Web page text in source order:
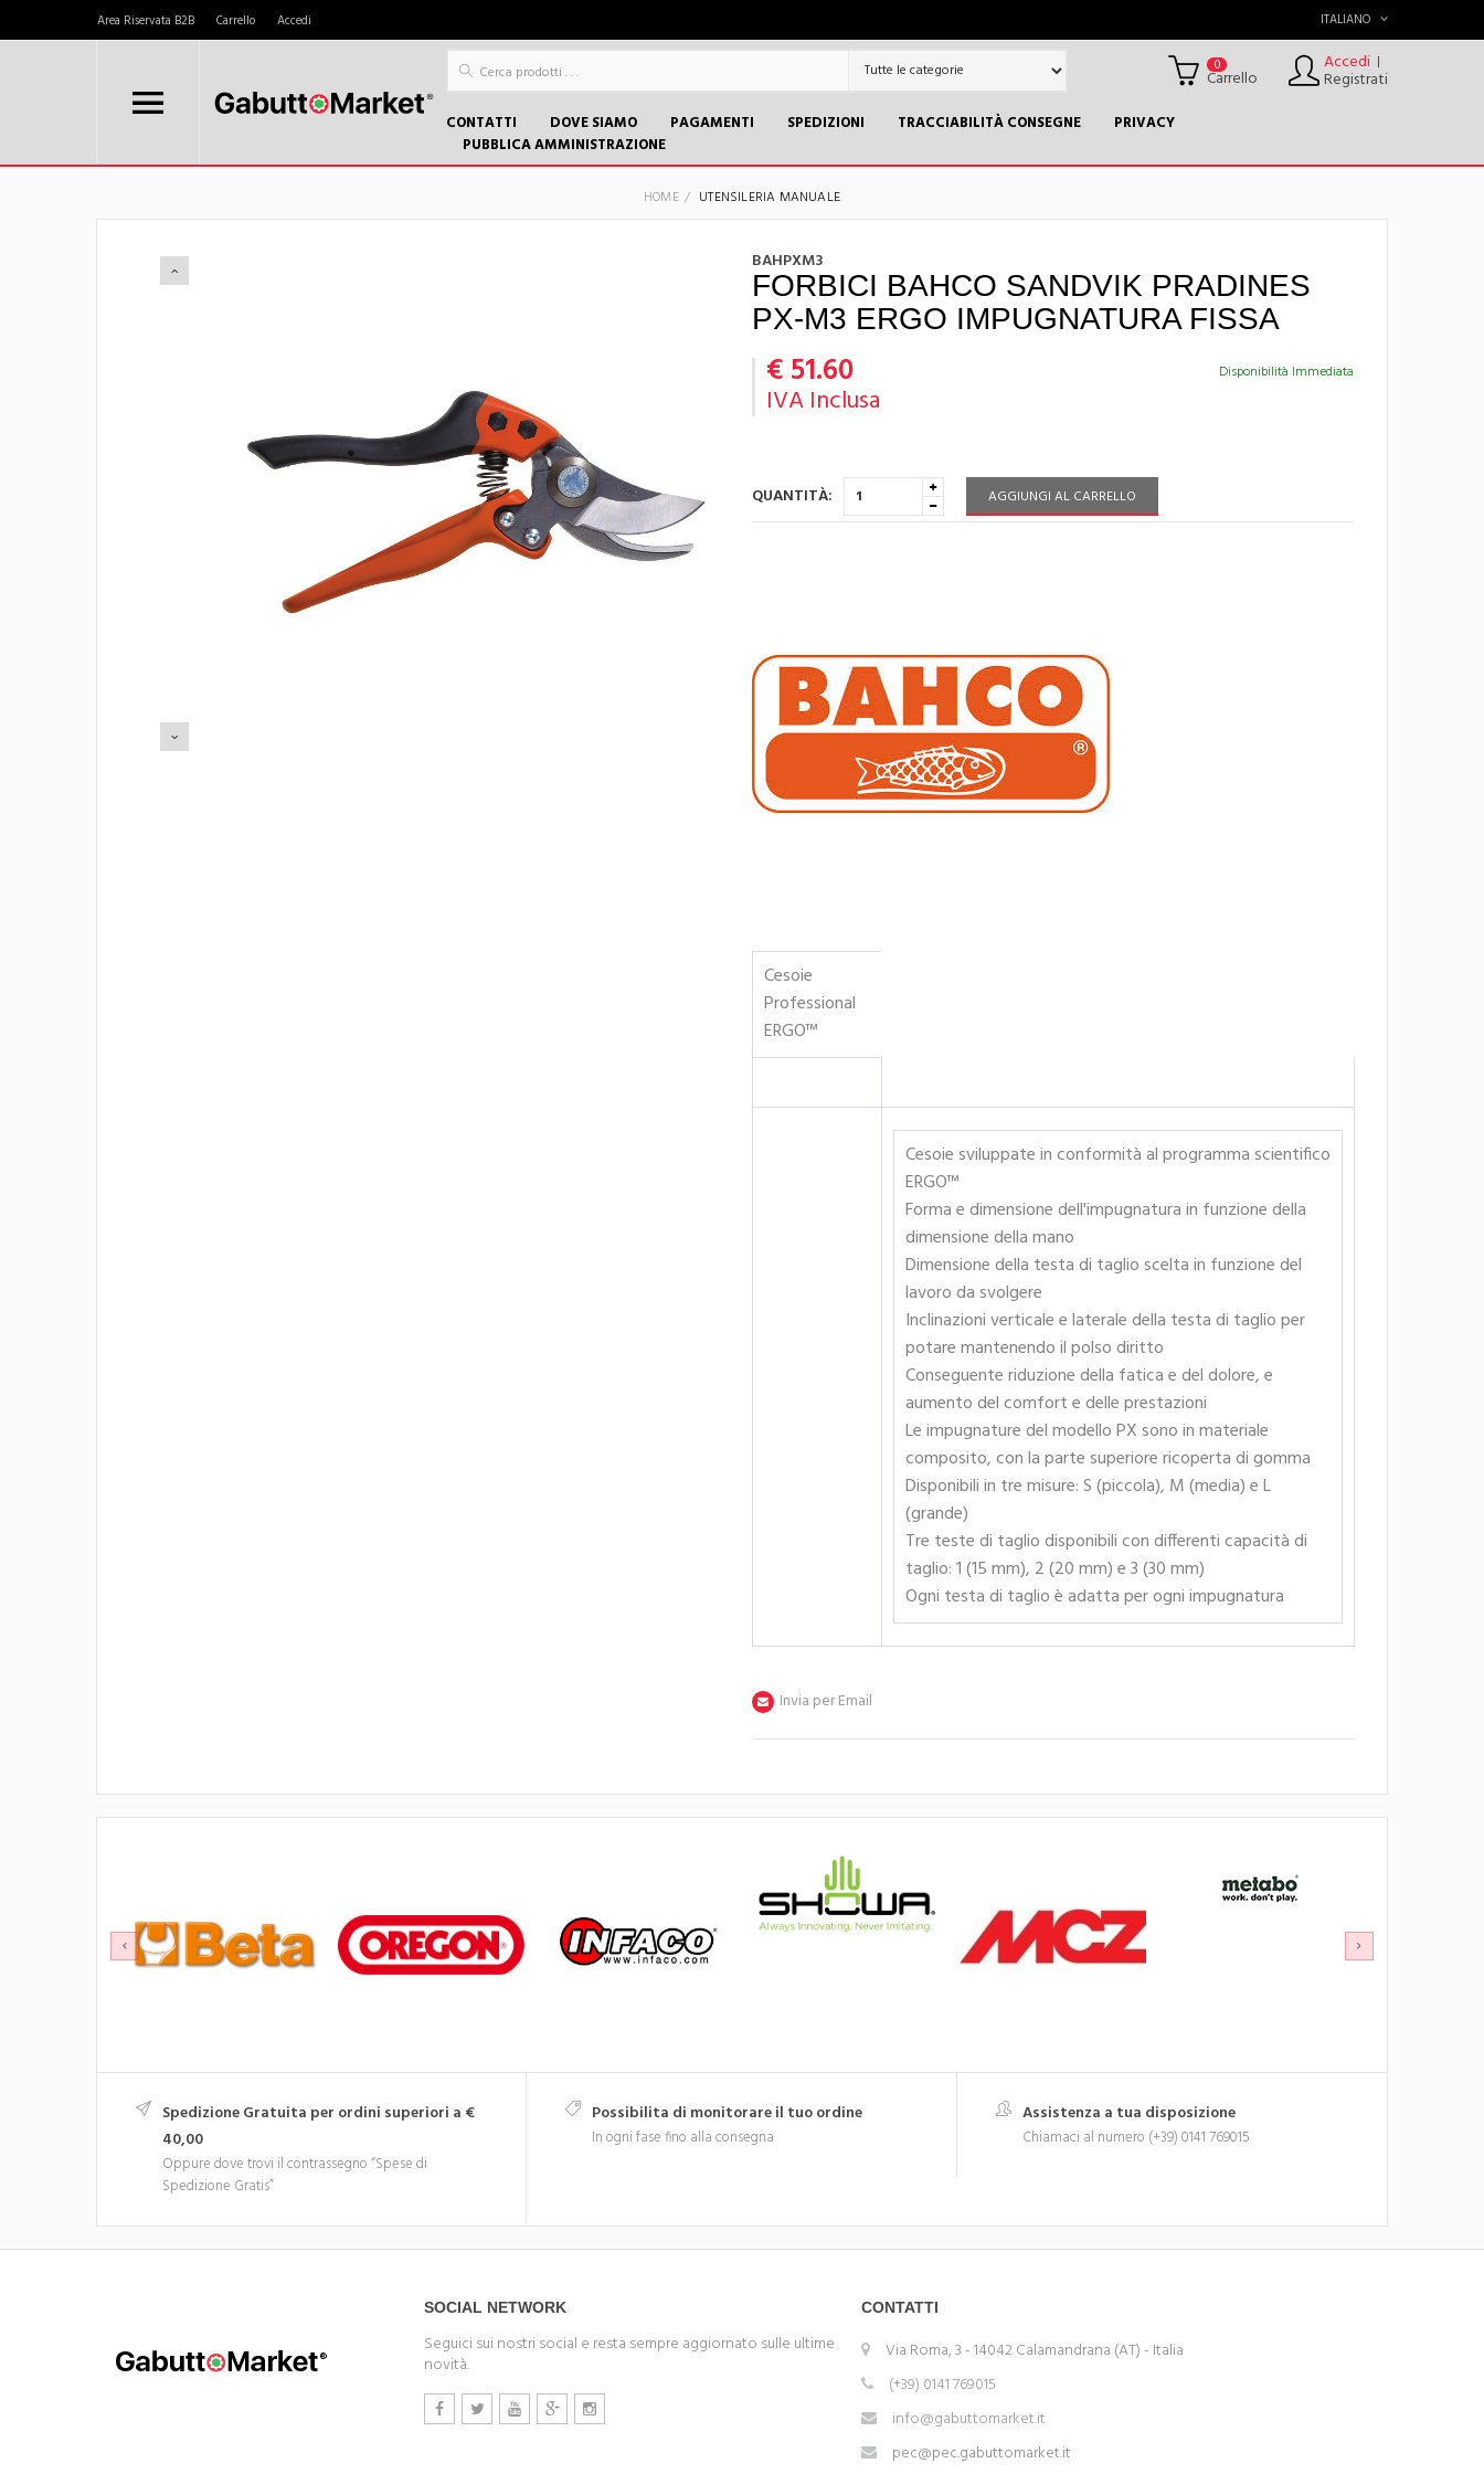
Area Riservata B2B Carrello Accedi ITALIANO
Accedi |
Registrati
0
Carrello
CONTATTI DOVE SIAMO PAGAMENTI SPEDIZIONI TRACCIABILITÀ CONSEGNE
PRIVACY
PUBBLICA AMMINISTRAZIONE
HOME UTENSILERIA MANUALE
BAHPXM3
FORBICI BAHCO SANDVIK PRADINES
PX-M3 ERGO IMPUGNATURA FISSA
Disponibilità Immediata
€ 51.60
IVA Inclusa
QUANTITÀ: AGGIUNGI AL CARRELLO
Cesoie
Professional
ERGO™
Cesoie sviluppate in conformità al programma scientifico
ERGO™
Forma e dimensione dell'impugnatura in funzione della
dimensione della mano
Dimensione della testa di taglio scelta in funzione del
lavoro da svolgere
Inclinazioni verticale e laterale della testa di taglio per
potare mantenendo il polso diritto
Conseguente riduzione della fatica e del dolore, e
aumento del comfort e delle prestazioni
Le impugnature del modello PX sono in materiale
composito, con la parte superiore ricoperta di gomma
Disponibili in tre misure: S (piccola), M (media) e L
(grande)
Tre teste di taglio disponibili con differenti capacità di
taglio: 1 (15 mm), 2 (20 mm) e 3 (30 mm)
Ogni testa di taglio è adatta per ogni impugnatura
Invia per Email
Spedizione Gratuita per ordini superiori a €
40,00
Oppure dove trovi il contrassegno “Spese di
Spedizione Gratis”
Possibilita di monitorare il tuo ordine
In ogni fase fino alla consegna
Assistenza a tua disposizione
Chiamaci al numero (+39) 0141 769015
SOCIAL NETWORK
Seguici sui nostri social e resta sempre aggiornato sulle ultime
novità.
CONTATTI
Via Roma, 3 - 14042 Calamandrana (AT) - Italia
(+39) 0141 769015
info@gabuttomarket.it
pec@pec.gabuttomarket.it